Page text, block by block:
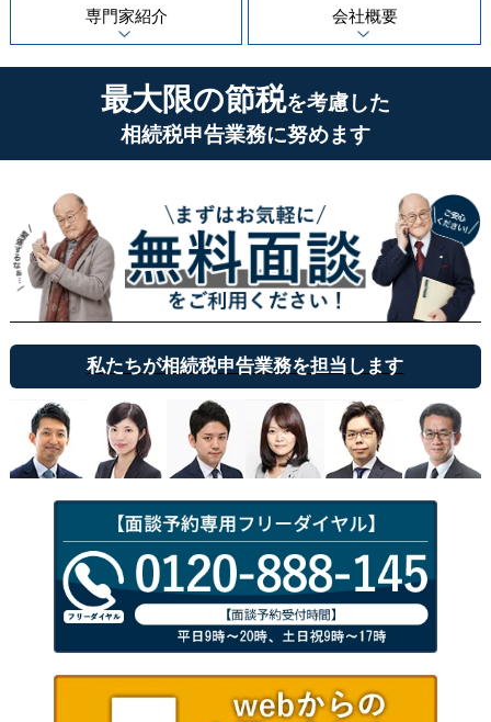
専門家紹介 会社概要
最大限の節税を考慮した
相続税申告業務に努めます
私たちが相続税申告業務を担当します